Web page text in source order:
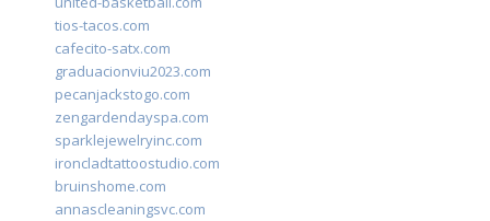
tios-tacos.com
cafecito-satx.com
graduacionviu2023.com
pecanjackstogo.com
zengardendayspa.com
sparklejewelryinc.com
ironcladtattoostudio.com
bruinshome.com
annascleaningsvc.com